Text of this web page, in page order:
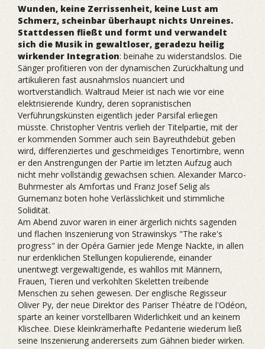
Wunden, keine Zerrissenheit, keine Lust am
Schmerz, scheinbar überhaupt nichts Unreines.
Stattdessen fließt und formt und verwandelt
sich die Musik in gewaltloser, geradezu heilig
wirkender Integration: beinahe zu widerstandslos. Die
Sänger profitieren von der dynamischen Zurückhaltung und
artikulieren fast ausnahmslos nuanciert und
wortverständlich. Waltraud Meier ist nach wie vor eine
elektrisierende Kundry, deren sopranistischen
Verführungskünsten eigentlich jeder Parsifal erliegen
müsste. Christopher Ventris verlieh der Titelpartie, mit der
er kommenden Sommer auch sein Bayreuthdebüt geben
wird, differenziertes und geschmeidiges Tenortimbre, wenn
er den Anstrengungen der Partie im letzten Aufzug auch
nicht mehr vollständig gewachsen schien. Alexander Marco-
Buhrmester als Amfortas und Franz Josef Selig als
Gurnemanz boten hohe Verlässlichkeit und stimmliche
Solidität.
Am Abend zuvor waren in einer ärgerlich nichts sagenden
und flachen Inszenierung von Strawinskys "The rake's
progress" in der Opéra Garnier jede Menge Nackte, in allen
nur erdenklichen Stellungen kopulierende, einander
unentwegt vergewaltigende, es wahllos mit Männern,
Frauen, Tieren und verkohlten Skeletten treibende
Menschen zu sehen gewesen. Der englische Regisseur
Oliver Py, der neue Direktor des Pariser Théatre de l'Odéon,
sparte an keiner vorstellbaren Widerlichkeit und an keinem
Klischee. Diese kleinkrämerhafte Pedanterie wiederum ließ
seine Inszenierung andererseits zum Gähnen bieder wirken.